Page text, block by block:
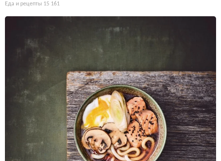
Еда и рецепты 15 161